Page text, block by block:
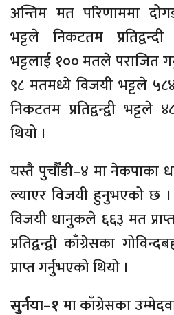
अन्तिम मत परिणाममा
भट्टले निकटतम प्रतिद्वन्दी
भट्टलाई १०० मतले पराजित
९८ मतमध्ये विजयी भट्टले
निकटतम प्रतिद्वन्द्वी भट्टले
थियो ।
यस्तै पुर्चौंडी–४ मा
ल्याएर विजयी हुनुभएको छ
विजयी धानुकले ६६३ मत
प्रतिद्वन्द्वी काँग्रेसका
प्राप्त गर्नुभएको थियो ।
सुर्नया–१मा काँग्रेसका